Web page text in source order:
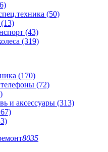
(50)
(43)
(319)
(170)
(72)
и аксессуары (313)
8035